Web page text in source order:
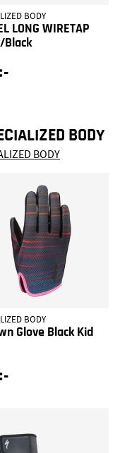
BODY
LONG WIRETAP
Black
BODY
BODY
BODY
Glove Black Kid